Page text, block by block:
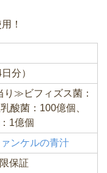
！
分）
≫ビフィズス菌：
酸菌：100億個、
1億個
ンケルの青汁
保証